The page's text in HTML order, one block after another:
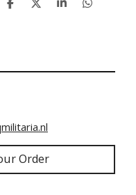
S
S
S
S
Order